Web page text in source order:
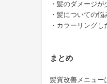
・髪のダメージが
・髪についての悩
・カラーリングし
まとめ
髪質改善メニュー